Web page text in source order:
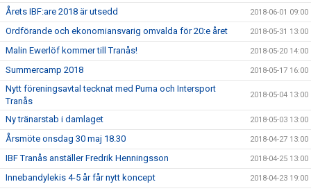
Årets IBF:are 2018 är utsedd 2018-06-01 09:00
Ordförande och ekonomiansvarig omvalda för 20:e året 2018-05-31 13:00
Malin Ewerlöf kommer till Tranås! 2018-05-20 14:00
Summercamp 2018 2018-05-17 16:00
Nytt föreningsavtal tecknat med Puma och Intersport
Tranås
2018-05-04 13:00
Ny tränarstab i damlaget 2018-05-03 13:00
Årsmöte onsdag 30 maj 18.30 2018-04-27 13:00
IBF Tranås anställer Fredrik Henningsson 2018-04-25 13:00
Innebandylekis 4-5 år får nytt koncept 2018-04-23 19:00